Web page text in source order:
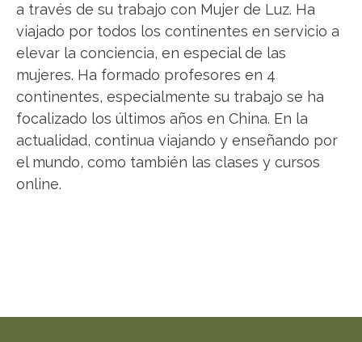
a través de su trabajo con Mujer de Luz. Ha
viajado por todos los continentes en servicio a
elevar la conciencia, en especial de las
mujeres. Ha formado profesores en 4
continentes, especialmente su trabajo se ha
focalizado los últimos años en China. En la
actualidad, continua viajando y enseñando por
el mundo, como también las clases y cursos
online.